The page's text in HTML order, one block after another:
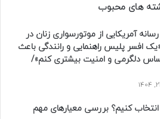
های محبوب
آمریکایی از موتورسواری زنان در
افسر پلیس راهنمایی و رانندگی باعث
دلگرمی و امنیت بیشتری کنم»/
کنیم؟ بررسی معیارهای مهم